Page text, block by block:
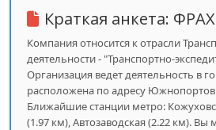
Краткая анкета:
Компания относится к отрасли
деятельности - "Транспортно-
Организация ведет деятельность в
расположена по адресу
Ближайшие станции метро:
(1.97 км), Автозаводская (2.22 км). Вы